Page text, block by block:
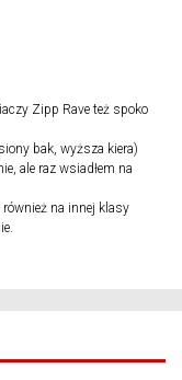
Zipp Rave też spoko
bak, wyższa kiera)
ale raz wsiadłem na
również na innej klasy